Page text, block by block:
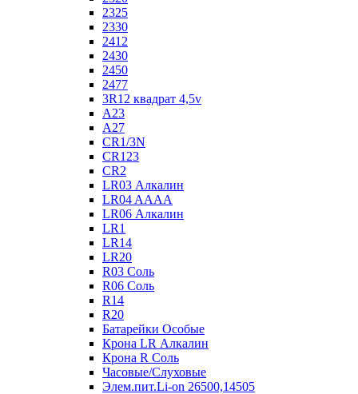
2325
2330
2412
2430
2450
2477
3R12 квадрат 4,5v
A23
A27
CR1/3N
CR123
CR2
LR03 Алкалин
LR04 AAAA
LR06 Алкалин
LR1
LR14
LR20
R03 Соль
R06 Соль
R14
R20
Батарейки Особые
Крона LR Алкалин
Крона R Соль
Часовые/Слуховые
Элем.пит.Li-on 26500,14505